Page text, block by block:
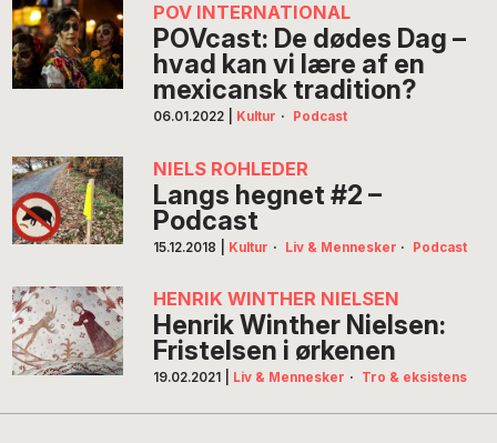
POV INTERNATIONAL
POVcast: De dødes Dag –
hvad kan vi lære af en
mexicansk tradition?
06.01.2022 Kultur · Podcast
NIELS ROHLEDER
Langs hegnet #2 –
Podcast
15.12.2018 Kultur · Liv & Mennesker · Podcast
HENRIK WINTHER NIELSEN
Henrik Winther Nielsen:
Fristelsen i ørkenen
19.02.2021 Liv & Mennesker · Tro & eksistens